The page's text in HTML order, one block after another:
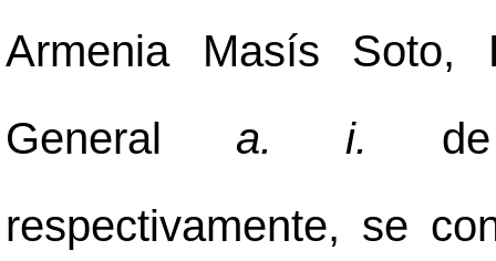
Armenia Masís Soto,
General a. i. de
respectivamente, se